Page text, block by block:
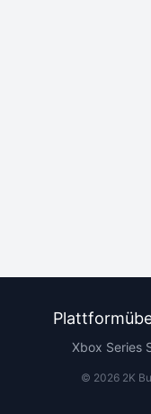
Xbox Series
© 20262K